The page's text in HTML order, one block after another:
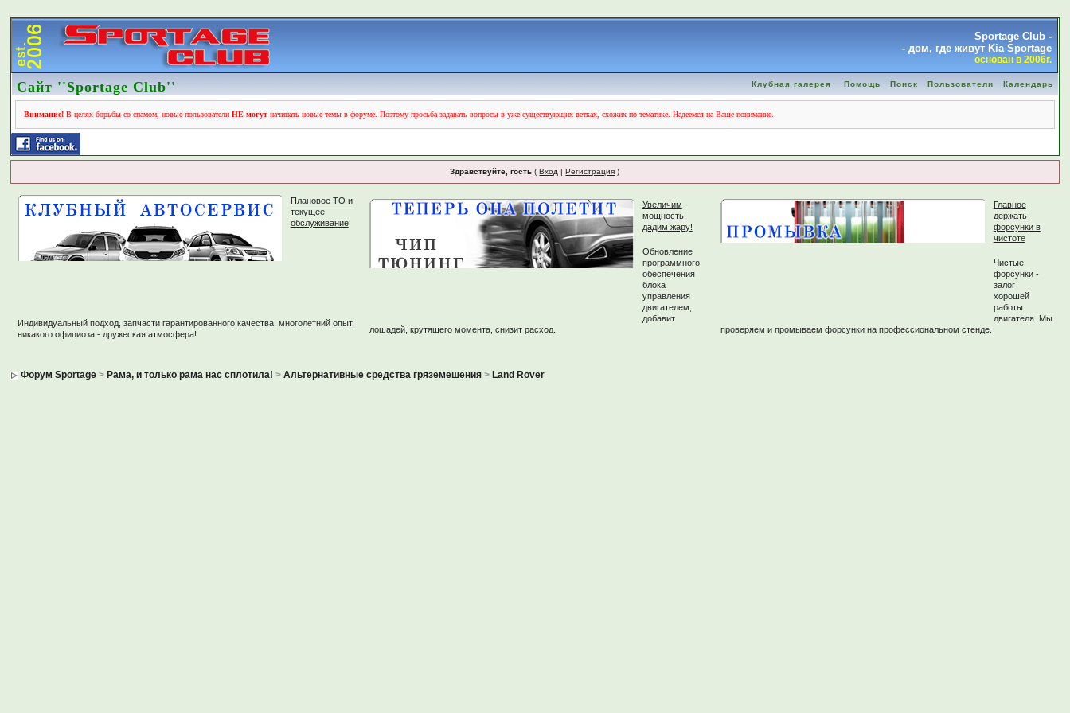
Sportage Club -
- дом, где живут Kia Sportage
основан в 2006г.
Сайт ''Sportage Club'' Клубная галерея Помощь Поиск Пользователи Календарь
Внимание! В целях борьбы со спамом, новые пользователиНЕ могут начинать новые темы в форуме. Поэтому просьба задавать вопросы в уже существующих ветках, схожих по тематике. Надеемся на Ваше понимание.
Здравствуйте, гость (Вход |Регистрация )
Плановое ТО и
текущее
обслуживание
Индивидуальный подход, запчасти гарантированного качества, многолетний опыт,
никакого официоза - дружеская атмосфера!
Увеличим
мощность,
дадим жару!
Обновление
программного
обеспечения
блока
управления
двигателем,
добавит
лошадей, крутящего момента, снизит расход.
Главное
держать
форсунки в
чистоте
Чистые
форсунки -
залог
хорошей
работы
двигателя. Мы
проверяем и промываем форсунки на профессиональном стенде.
Форум Sportage > Рама, и только рама нас сплотила! >Альтернативные средства гряземешения > Land Rover